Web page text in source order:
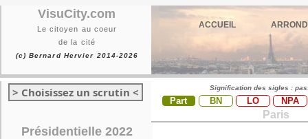
VisuCity.com
Le citoyen au coeur
de la cité
(c) Bernard Hervier 2014-2026
ACCUEIL
> Choisissez un scrutin <
Présidentielle 2022
Signification des sigles :
Part BN LO NPA
Paris